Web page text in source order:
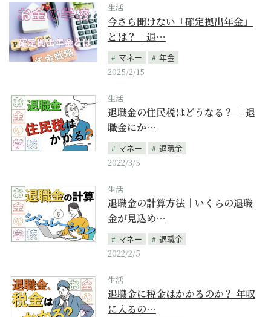
生活
今さら聞けない「確定拠出年金」
とは？｜退…
マネー
年金
2025/2/15
生活
退職金の住民税はどうなる？ ｜退
職金にか…
マネー
退職金
2022/3/5
生活
退職金の計算方法｜いくらの退職
金が見込め…
マネー
退職金
2022/2/5
生活
退職金に税金はかかるのか？ 年収
に入るの…